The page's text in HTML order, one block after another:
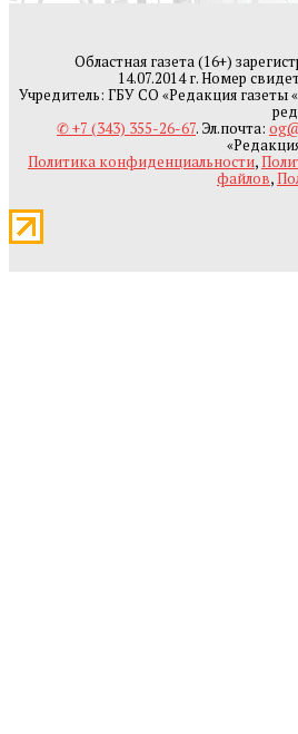
Областная газета (16+)
14.07.2014 г. Номер
Учредитель: ГБУ СО «Редакция газеты
✆ +7 (343) 355-26-67. Эл.почта:
Политика конфиденциальности,
файлов,